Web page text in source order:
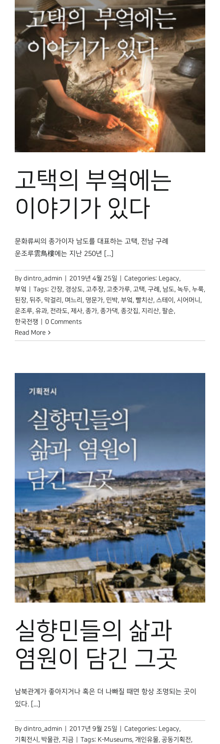
고택의 부엌에는
이야기가 있다
문화류씨의 종가이자 남도를 대표하는 고택, 전남 구례
운조루雲鳥樓에는 지난 250년 [...]
By dintro_admin 2019년 4월 25일 Categories: Legacy,
부엌
Tags: 간장, 경상도, 고추장, 고춧가루, 고택, 구례 , 남도, 녹두, 누룩,
된장, 뒤주, 막걸리 , 며느리 , 명문가, 민박, 부엌, 빨치산, 스테이 , 시어머니 ,
운조루, 유과, 전라도, 제사, 종가, 종가댁, 종갓집, 지리산, 팔순,
한국전쟁
0 Comments
Read More
실향민들의 삶과
염원이 담긴 그곳
남북관계가 좋아지거나 혹은 더 나빠질 때면 항상 조명되는 곳이
있다. [...]
By dintro_admin 2017년 9월 25일 Categories: Legacy,
기획전시 , 박물관, 지금 Tags: K-Museums, 개인유물, 공동기획전,